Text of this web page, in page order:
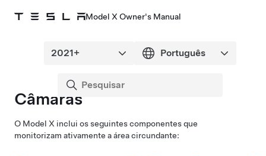
Model X Owner's Manual
Câmaras
O Model X inclui os seguintes componentes que
monitorizam ativamente a área circundante: